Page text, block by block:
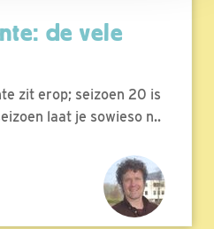
de vele
zit erop; seizoen 20 is
laat je sowieso n..